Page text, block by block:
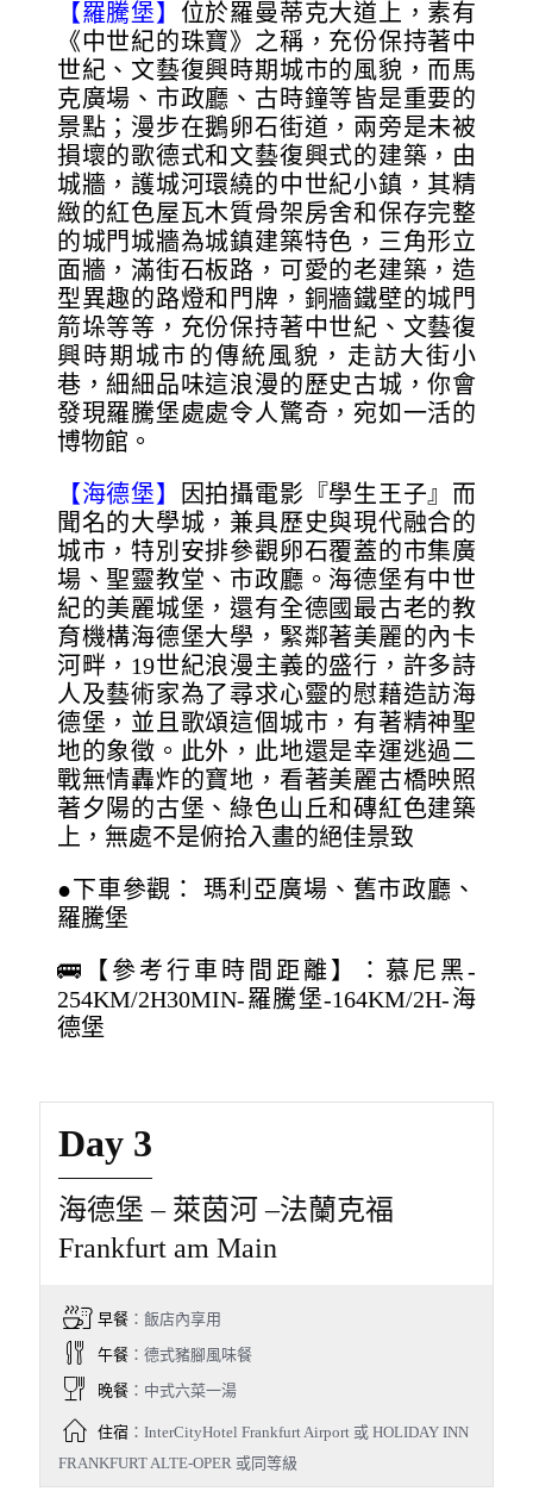
【羅騰堡】 位於羅曼蒂克大道上，素有
《中世紀的珠寶》之稱，充份保持著中
世紀、文藝復興時期城市的風貌，而馬
克廣場、市政廳、古時鐘等皆是重要的
景點；漫步在鵝卵石街道，兩旁是未被
損壞的歌德式和文藝復興式的建築，由
城牆，護城河環繞的中世紀小鎮，其精
緻的紅色屋瓦木質骨架房舍和保存完整
的城門城牆為城鎮建築特色，三角形立
面牆，滿街石板路，可愛的老建築，造
型異趣的路燈和門牌，銅牆鐵壁的城門
箭垛等等，充份保持著中世紀、文藝復
興時期城市的傳統風貌，走訪大街小
巷，細細品味這浪漫的歷史古城，你會
發現羅騰堡處處令人驚奇，宛如一活的
博物館。
【海德堡】
因拍攝電影『學生王子』而
聞名的大學城，兼具歷史與現代融合的
城市，特別安排參觀卵石覆蓋的市集廣
場、聖靈教堂、市政廳。海德堡有中世
紀的美麗城堡，還有全德國最古老的教
育機構海德堡大學，緊鄰著美麗的內卡
河畔，19世紀浪漫主義的盛行，許多詩
人及藝術家為了尋求心靈的慰藉造訪海
德堡，並且歌頌這個城市，有著精神聖
地的象徵。此外，此地還是幸運逃過二
戰無情轟炸的寶地，看著美麗古橋映照
著夕陽的古堡、綠色山丘和磚紅色建築
上，無處不是俯拾入畫的絕佳景致
●下車參觀： 瑪利亞廣場、舊市政廳、
羅騰堡
🚌【參考行車時間距離】：慕尼黑-
254KM/2H30MIN-羅騰堡-164KM/2H-海
德堡
Day 3
海德堡 – 萊茵河 –法蘭克福
Frankfurt am Main
早餐：飯店內享用
午餐：德式豬腳風味餐
晚餐：中式六菜一湯
住宿：InterCityHotel Frankfurt Airport 或 HOLIDAY INN
FRANKFURT ALTE-OPER 或同等級